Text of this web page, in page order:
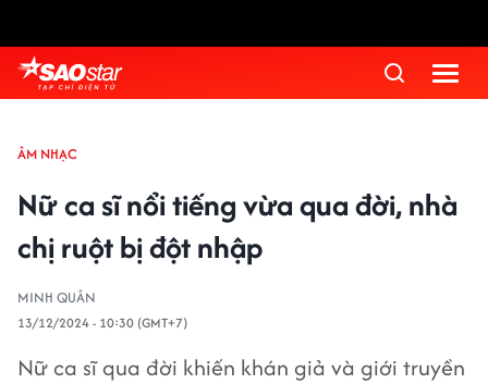
ÂM NHẠC
Nữ ca sĩ nổi tiếng vừa qua đời, nhà
chị ruột bị đột nhập
MINH QUÂN
13/12/2024 - 10:30 (GMT+7)
Nữ ca sĩ qua đời khiến khán giả và giới truyền